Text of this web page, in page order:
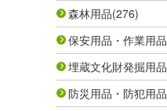
森林用品(276)
保安用品・作業用品
埋蔵文化財発掘用品
防災用品・防犯用品